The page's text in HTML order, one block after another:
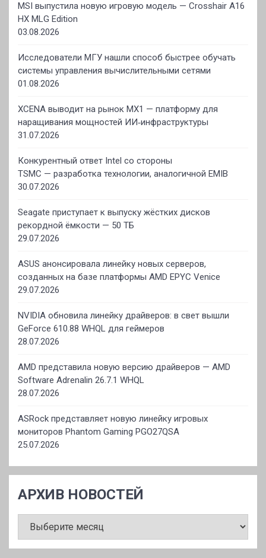
MSI выпустила новую игровую модель — Crosshair A16
HX MLG Edition
03.08.2026
Исследователи МГУ нашли способ быстрее обучать
системы управления вычислительными сетями
01.08.2026
XCENA выводит на рынок MX1 — платформу для
наращивания мощностей ИИ‑инфраструктуры
31.07.2026
Конкурентный ответ Intel со стороны
TSMC — разработка технологии, аналогичной EMIB
30.07.2026
Seagate приступает к выпуску жёстких дисков
рекордной ёмкости — 50 ТБ
29.07.2026
ASUS анонсировала линейку новых серверов,
созданных на базе платформы AMD EPYC Venice
29.07.2026
NVIDIA обновила линейку драйверов: в свет вышли
GeForce 610.88 WHQL для геймеров
28.07.2026
AMD представила новую версию драйверов — AMD
Software Adrenalin 26.7.1 WHQL
28.07.2026
ASRock представляет новую линейку игровых
мониторов Phantom Gaming PGO27QSA
25.07.2026
АРХИВ НОВОСТЕЙ
НОВОСТЕЙ